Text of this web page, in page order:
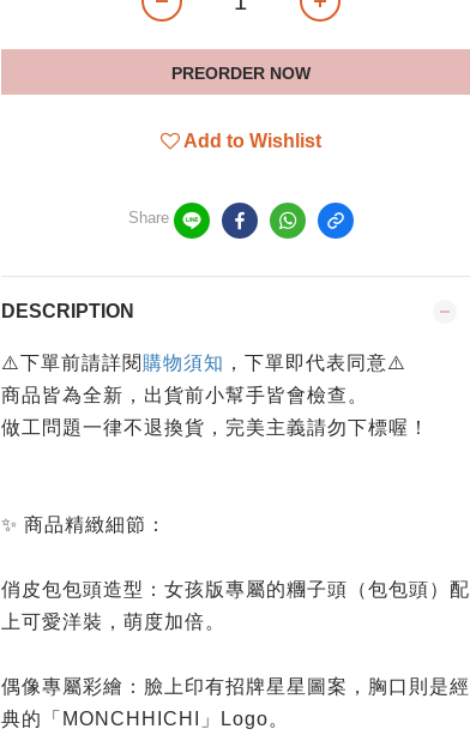
PREORDER NOW
Add to Wishlist
Share
DESCRIPTION
⚠️下單前請詳閱 購物須知 ，下單即代表同意⚠️
商品皆為全新，出貨前小幫手皆會檢查。
做工問題一律不退換貨，完美主義請勿下標喔！
✨ 商品精緻細節：
俏皮包包頭造型：女孩版專屬的糰子頭（包包頭）配
上可愛洋裝，萌度加倍。
偶像專屬彩繪：臉上印有招牌星星圖案，胸口則是經
典的「MONCHHICHI」Logo。